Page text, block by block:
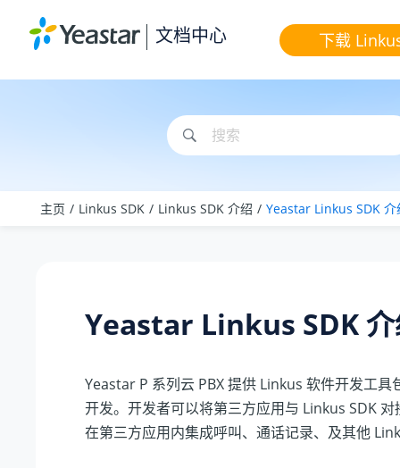
文档中心 下载
主页 Linkus SDK Linkus SDK 介绍 Yeastar Linkus SDK 介
Yeastar Linkus SDK
Yeastar P 系列云 PBX提供 Linkus 软件开发工具
开发。开发者可以将第三方应用与 Linkus SDK
在第三方应用内集成呼叫、通话记录、及其他